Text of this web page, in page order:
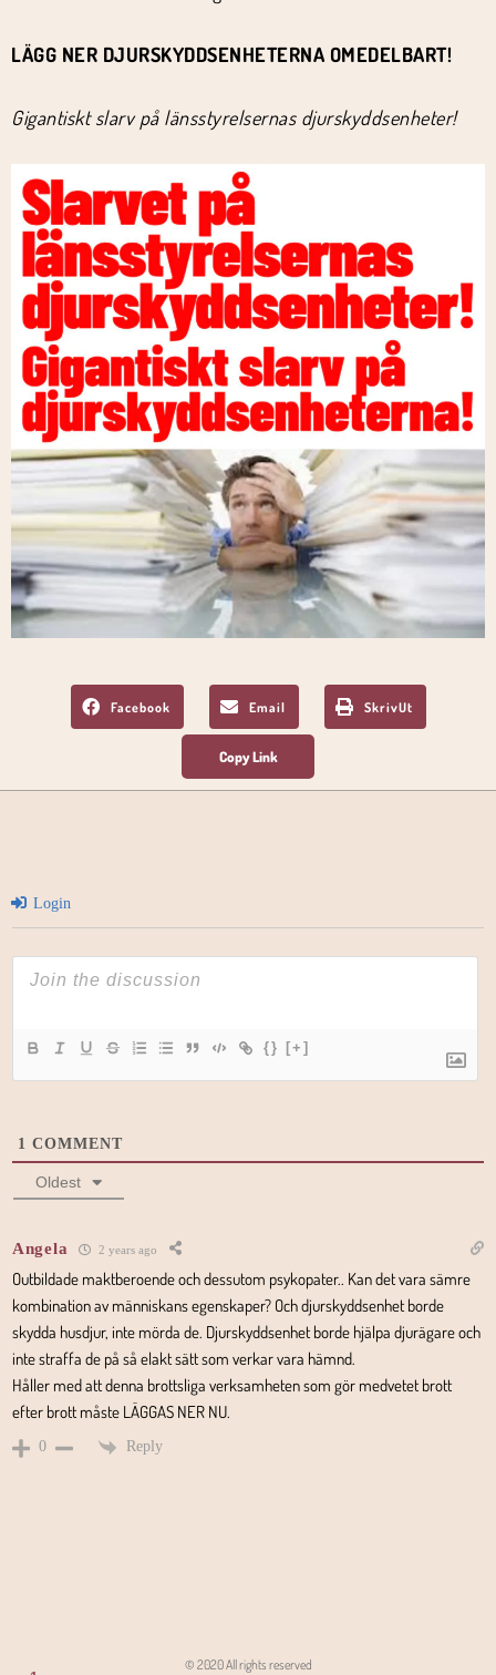
LÄGG NER DJURSKYDDSENHETERNA OMEDELBART!
Gigantiskt slarv på länsstyrelsernas djurskyddsenheter!
Facebook Email SkrivUt
Login
{} [+]
1 COMMENT
Oldest
Angela 2 years ago
Outbildade maktberoende och dessutom psykopater.. Kan det vara sämre
kombination av människans egenskaper? Och djurskyddsenhet borde
skydda husdjur, inte mörda de. Djurskyddsenhet borde hjälpa djurägare och
inte straffa de på så elakt sätt som verkar vara hämnd.
Håller med att denna brottsliga verksamheten som gör medvetet brott
efter brott måste LÄGGAS NER NU.
0 Reply
© 2020 All rights reserved